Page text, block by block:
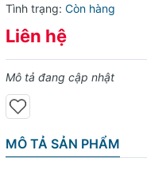
Tình trạng: Còn hàng
Liên hệ
Mô tả đang cập nhật
MÔ TẢ SẢN PHẨM